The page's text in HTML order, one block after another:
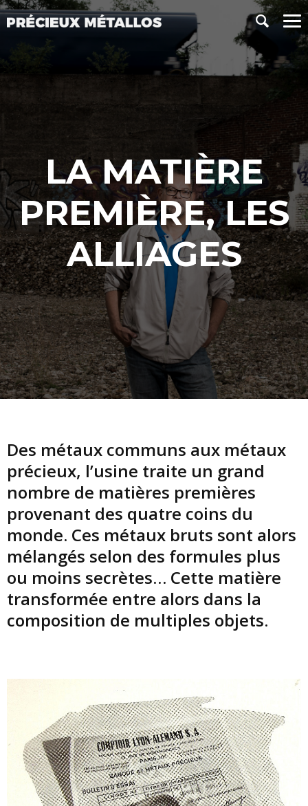
LA MATIÈRE
PREMIÈRE, LES
ALLIAGES
Des métaux communs aux métaux
précieux, l’usine traite un grand
nombre de matières premières
provenant des quatre coins du
monde. Ces métaux bruts sont alors
mélangés selon des formules plus
ou moins secrètes… Cette matière
transformée entre alors dans la
composition de multiples objets.